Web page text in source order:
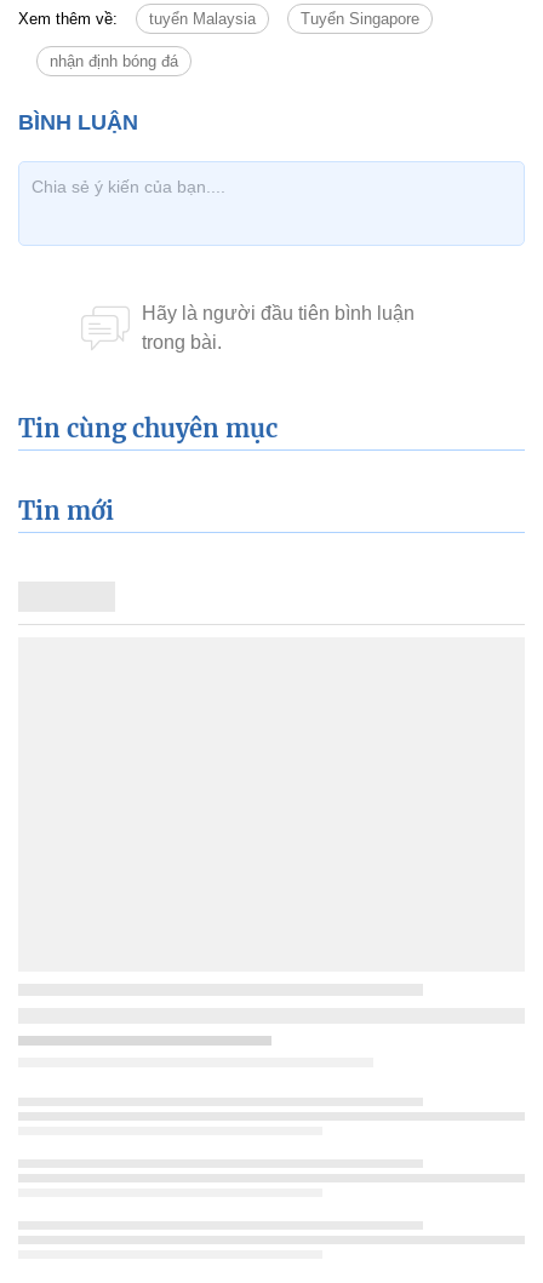
Xem thêm về: tuyển Malaysia Tuyển Singapore
nhận định bóng đá
Tin cùng chuyên mục
Tin mới